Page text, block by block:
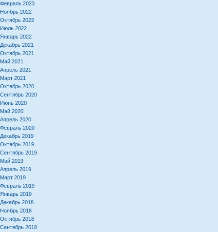
Февраль 2023
Ноябрь 2022
Октябрь 2022
Июль 2022
Январь 2022
Декабрь 2021
Октябрь 2021
Май 2021
Апрель 2021
Март 2021
Октябрь 2020
Сентябрь 2020
Июнь 2020
Май 2020
Апрель 2020
Февраль 2020
Декабрь 2019
Октябрь 2019
Сентябрь 2019
Май 2019
Апрель 2019
Март 2019
Февраль 2019
Январь 2019
Декабрь 2018
Ноябрь 2018
Октябрь 2018
Сентябрь 2018